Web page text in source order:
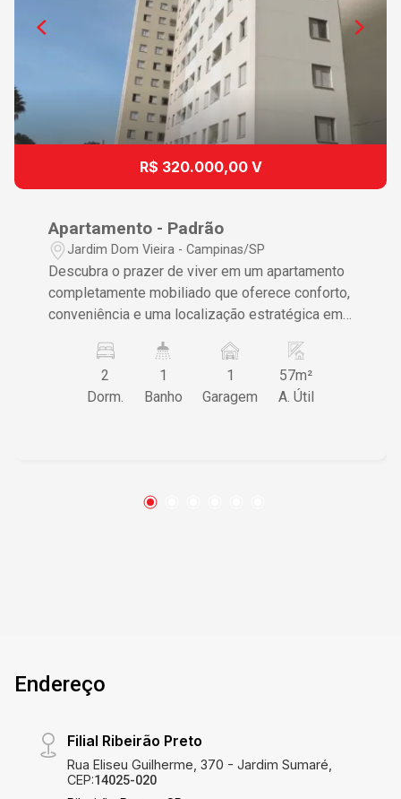
R$ 320.000,00 V
Apartamento - Padrão
Jardim Dom Vieira - Campinas/SP
Descubra o prazer de viver em um apartamento
completamente mobiliado que oferece conforto,
conveniência e uma localização estratégica em
e um estilo de vida dinâmico sem abrir mão da
qualidade. Características do Imóvel ? 2
dormitórios, um equipado para home office,
eletrodomésticos modernos garantindo
começar uma nova fase de sua vida com o
máximo de comodidade. Cada espaço é
funcionalidade, de um dormitório que serve
perfeitamente como escritório a uma cozinha
que é um verdadeiro convite para o preparo de
2
Dorm.
1
Banho
1
Garagem
57m²
A. Útil
Endereço
Filial Ribeirão Preto
Rua Eliseu Guilherme, 370 - Jardim Sumaré,
CEP:14025-020